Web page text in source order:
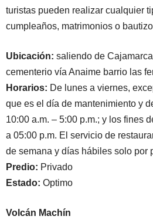
turistas pueden realizar cualquier
cumpleaños, matrimonios o
Ubicación: saliendo de
cementerio vía Anaime barrio las
Horarios: De lunes a viernes,
que es el día de mantenimiento y
10:00 a.m. – 5:00 p.m.; y los fines
a 05:00 p.m. El servicio de
de semana y días hábiles solo por
Predio: Privado
Estado: Optimo
Volcán Machín